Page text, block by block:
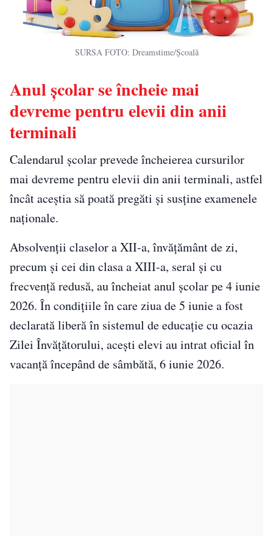
SURSA FOTO: Dreamstime/Școală
Anul școlar se încheie mai
devreme pentru elevii din anii
terminali
Calendarul școlar prevede încheierea cursurilor
mai devreme pentru elevii din anii terminali, astfel
încât aceștia să poată pregăti și susține examenele
naționale.
Absolvenții claselor a XII-a, învățământ de zi,
precum și cei din clasa a XIII-a, seral și cu
frecvență redusă, au încheiat anul școlar pe 4 iunie
2026. În condițiile în care ziua de 5 iunie a fost
declarată liberă în sistemul de educație cu ocazia
Zilei Învățătorului, acești elevi au intrat oficial în
vacanță începând de sâmbătă, 6 iunie 2026.